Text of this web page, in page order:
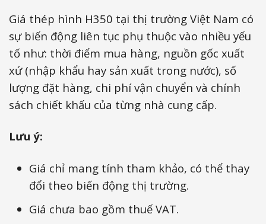
Giá thép hình H350 tại thị trường Việt Nam có
sự biến động liên tục phụ thuộc vào nhiều yếu
tố như: thời điểm mua hàng, nguồn gốc xuất
xứ (nhập khẩu hay sản xuất trong nước), số
lượng đặt hàng, chi phí vận chuyển và chính
sách chiết khấu của từng nhà cung cấp.
Lưu ý:
Giá chỉ mang tính tham khảo, có thể thay
đổi theo biến động thị trường.
Giá chưa bao gồm thuế VAT.